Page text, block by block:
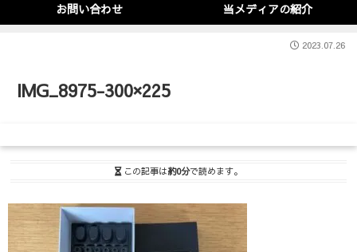
お問い合わせ 当メディアの紹介
IMG_8975-300×225
2023.07.26
この記事は約0分で読めます。